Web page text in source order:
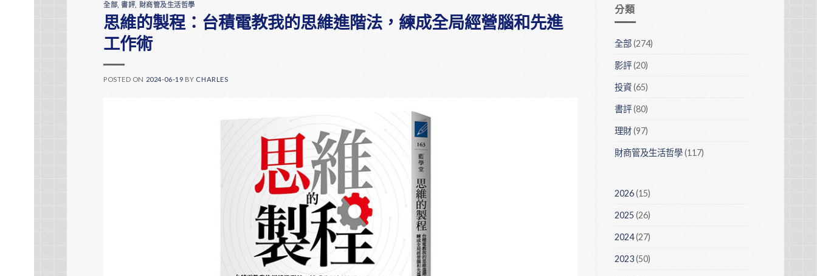
全部 ,書評, 財商管及生活哲學
思維的製程：台積電教我的思維進階法，練成全局經營腦和先進
工作術
POSTED ON 2024-06-19 BY CHARLES
分類
全部(274)
影評(20)
投資(65)
書評(80)
理財(97)
財商管及生活哲學(117)
2026(15)
2025 (26)
2024(27)
2023(50)